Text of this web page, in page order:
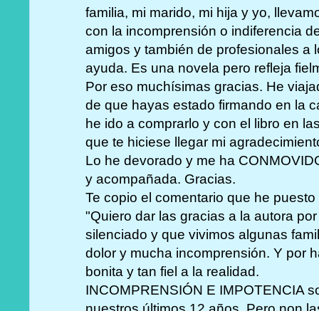
familia, mi marido, mi hija y yo,
con la incomprensión o indiferencia
amigos y también de profesionales a
ayuda. Es una novela pero refleja
Por eso muchísimas gracias. He
de que hayas estado firmando en la
he ido a comprarlo y con el libro en
que te hiciese llegar mi
Lo he devorado y me ha
y acompañada. Gracias.
Te copio el comentario que he
"Quiero dar las gracias a la autora
silenciado y que vivimos algunas
dolor y mucha incomprensión. Y por
bonita y tan fiel a la realidad.
INCOMPRENSIÓN E IMPOTENCIA